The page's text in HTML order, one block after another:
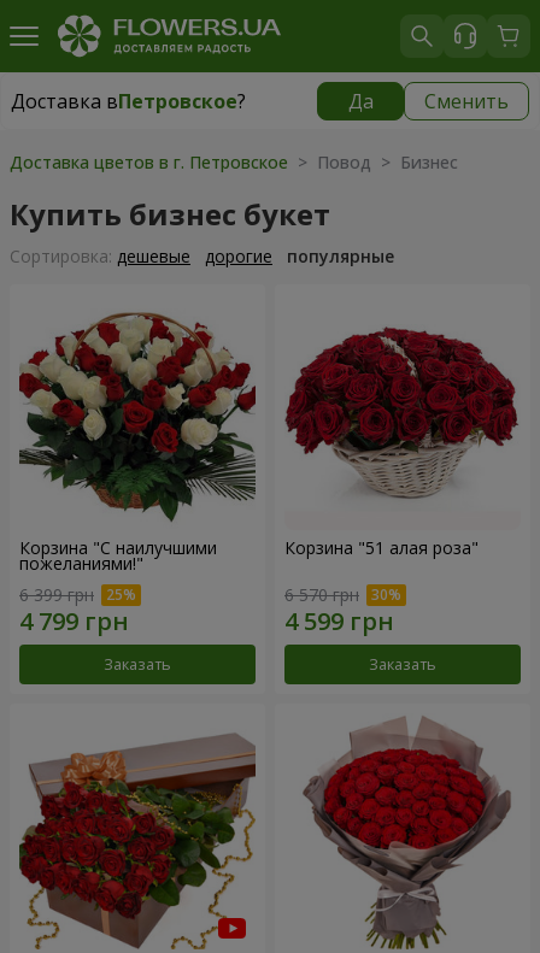
Доставка вПетровское? Да Сменить
Доставка вПетровское|
Доставка цветов в г. Петровское > Повод > Бизнес
Купить бизнес букет
Cортировка: дешевые дорогие популярные
Корзина "С наилучшими
пожеланиями!"
6 399 грн
Заказать
Корзина "51 алая роза"
6 570 грн
Заказать